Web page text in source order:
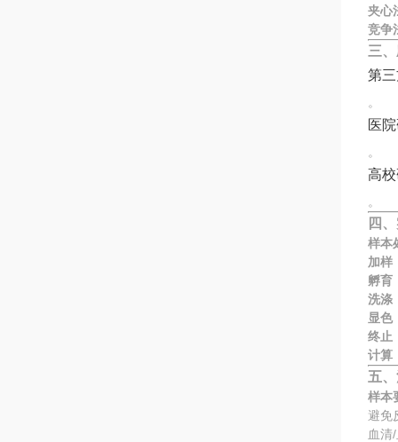
夹心
竞争
三
第
。
医
。
高
。
四
样本
加样
孵育
洗涤
显色
终止
计算
五
样本
避免
血清